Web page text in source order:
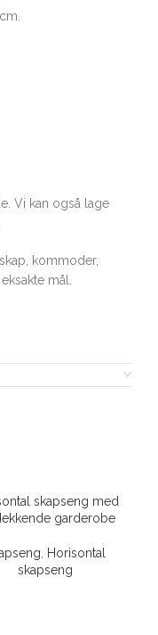
Vi kan også lage
kommoder,
mål.
skapseng med
garderobe
Horisontal
skapseng